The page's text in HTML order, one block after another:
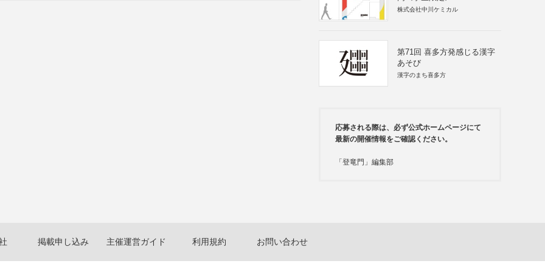
株式会社中川ケミカル
第71回 喜多方発感じる漢字
あそび
漢字のまち喜多方
応募される際は、必ず公式ホームページにて
最新の開催情報をご確認ください。
「登竜門」編集部
掲載申し込み 主催運営ガイド 利用規約 お問い合わせ